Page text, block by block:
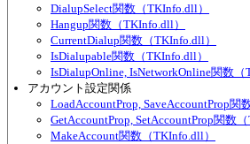
DialupSelect関数（TKInfo.dll）
Hangup関数（TKInfo.dll）
CurrentDialup関数（TKInfo.dll）
IsDialupable関数（TKInfo.dll）
IsDialupOnline, IsNetworkOnline関数（
アカウント設定関係
LoadAccountProp, SaveAccountProp関
GetAccountProp, SetAccountProp関数
MakeAccount関数（TKInfo.dll）